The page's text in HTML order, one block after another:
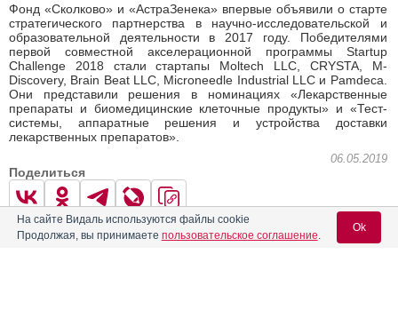
Фонд «Сколково» и «АстраЗенека» впервые объявили о старте
стратегического партнерства в научно-исследовательской и
образовательной деятельности в 2017 году. Победителями
первой совместной акселерационной программы Startup
Challenge 2018 стали стартапы Moltech LLC, CRYSTA, M-
Discovery, Brain Beat LLC, Microneedle Industrial LLC и Pamdeca.
Они представили решения в номинациях «Лекарственные
препараты и биомедицинские клеточные продукты» и «Тест-
системы, аппаратные решения и устройства доставки
лекарственных препаратов».
06.05.2019
Поделиться
0 0
На сайте Видаль используются файлы cookie
Продолжая, вы принимаете пользовательское соглашение.
Ok